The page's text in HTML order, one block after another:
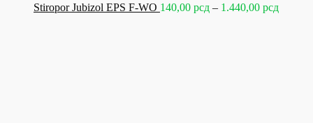
Stiropor Jubizol EPS F-WO 140,00 рсд – 1.440,00 рсдRaspon